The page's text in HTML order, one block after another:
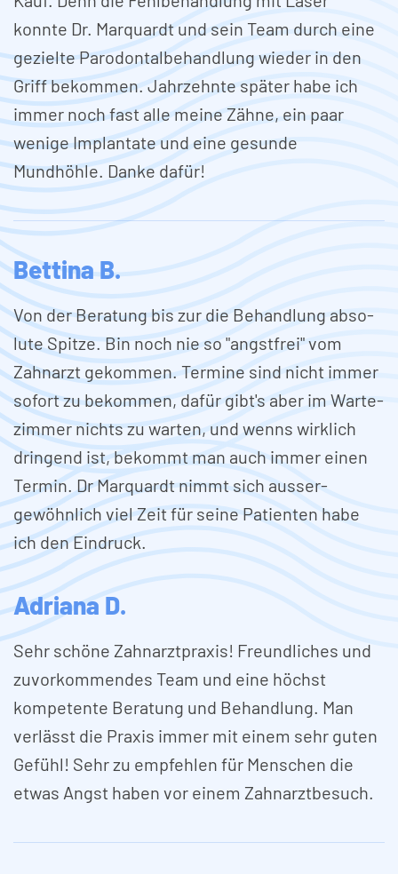
konnte Dr. Marquardt und sein Team durch eine
gezielte Parodontalbehandlung wieder in den
Griff bekommen. Jahrzehnte später habe ich
immer noch fast alle meine Zähne, ein paar
wenige Implantate und eine gesunde
Mundhöhle. Danke dafür!
Bettina B.
Von der Bera­tung bis zur die Behand­lung abso­
lute Spitze. Bin noch nie so "angstfrei" vom
Zahn­arzt gekommen. Termine sind nicht immer
sofort zu bekommen, dafür gibt's aber im Warte­
zimmer nichts zu warten, und wenns wirk­lich
dringend ist, bekommt man auch immer einen
Termin. Dr Marquardt nimmt sich ausser­
gewöhnlich viel Zeit für seine Patienten habe
ich den Eindruck.
Adriana D.
Sehr schöne Zahnarzt­praxis! Freund­liches und
zuvor­kommendes Team und eine höchst
kompe­tente Beratung und Behandlung. Man
verlässt die Praxis immer mit einem sehr guten
Gefühl! Sehr zu em­pfehlen für Menschen die
etwas Angst haben vor einem Zahn­arzt­besuch.